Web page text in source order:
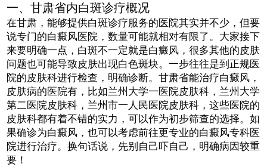
一、甘肃省内白斑诊疗概况
在甘肃，能够提供白斑诊疗服务的医院其实并不少，但要
说专门的白癜风医院，数量可能就相对有限了。大家接下
来要明确一点，白斑不一定就是白癜风，很多其他的皮肤
问题也可能导致皮肤出现白色斑块。一步往往是到正规医
院的皮肤科进行检查，明确诊断。甘肃省能治疗白癜风，
皮肤病的医院有，比如兰州大学一医院皮肤科，兰州大学
第二医院皮肤科，兰州市一人民医院皮肤科，这些医院的
皮肤科都有着不错的实力，可以作为初步筛查的选择。如
果确诊为白癜风，也可以考虑前往更专业的白癜风专科医
院进行治疗。换句话说，先别自己吓自己，明确病因较重
要！